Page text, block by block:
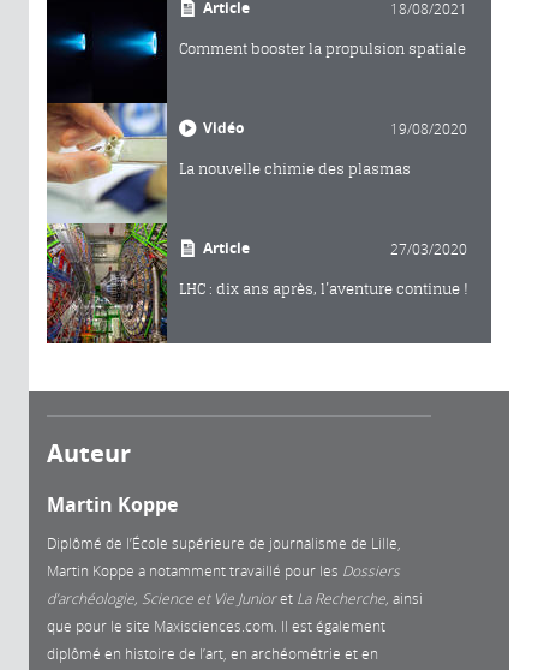
Article 18/08/2021
Comment booster la propulsion spatiale
Vidéo 19/08/2020
La nouvelle chimie des plasmas
Article 27/03/2020
LHC : dix ans après, l’aventure continue !
Auteur
Martin Koppe
Diplômé de l’École supérieure de journalisme de Lille,
Martin Koppe a notamment travaillé pour les Dossiers
d’archéologie, Science et Vie Junioret La Recherche, ainsi
que pour le site Maxisciences.com. Il est également
diplômé en histoire de l’art, en archéométrie et en